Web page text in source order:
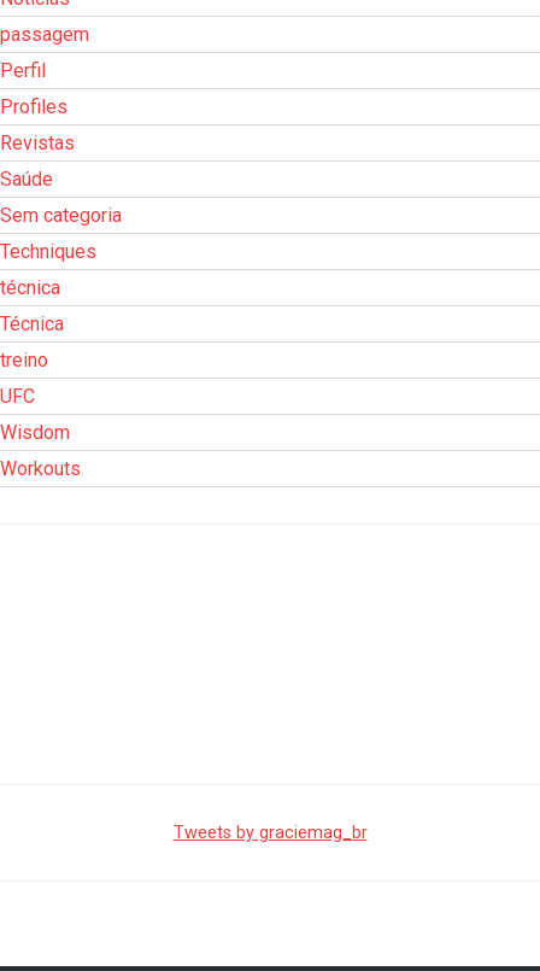
passagem
Perfil
Profiles
Revistas
Saúde
Sem categoria
Techniques
técnica
Técnica
treino
UFC
Wisdom
Workouts
Tweets by graciemag_br